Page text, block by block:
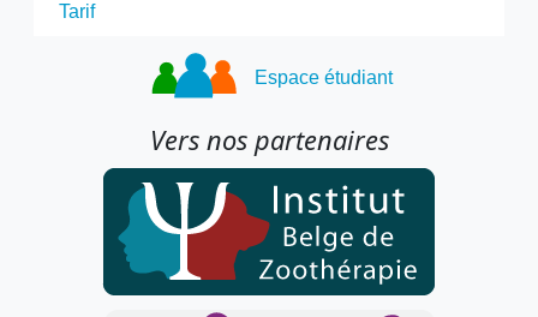
Tarif
Espace étudiant
Vers nos partenaires